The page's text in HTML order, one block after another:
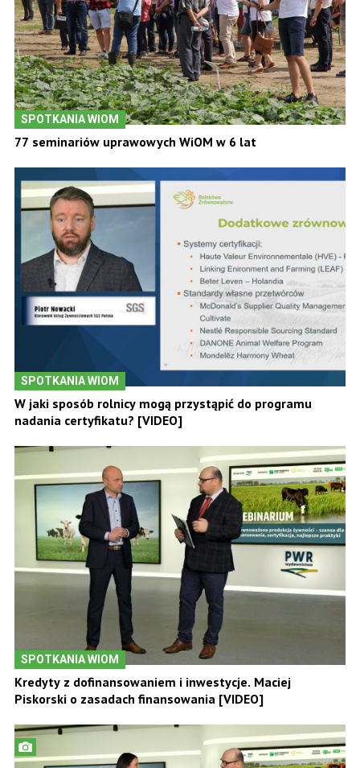
SPOTKANIA WIOM
77 seminariów uprawowych WiOM w 6 lat
SPOTKANIA WIOM
W jaki sposób rolnicy mogą przystąpić do programu
nadania certyfikatu? [VIDEO]
SPOTKANIA WIOM
Kredyty z dofinansowaniem i inwestycje. Maciej
Piskorski o zasadach finansowania [VIDEO]